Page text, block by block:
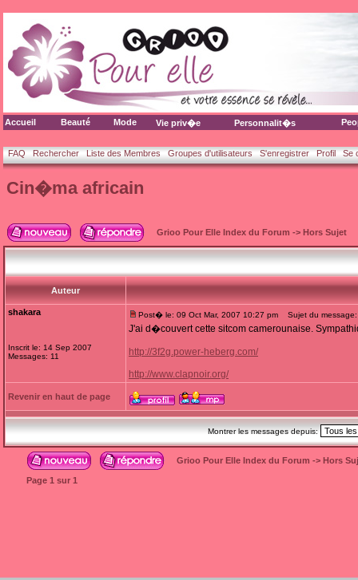
Accueil Beauté Mode Vie priv�e Personnalit�s
FAQ Rechercher Liste des Membres Groupes d'utilisateurs S'enregistrer Profil Se
Cin�ma africain
Grioo Pour Elle Index du Forum -> Hors Sujet
Auteur
shakara
Inscrit le: 14 Sep 2007
Messages: 11
Post� le: 09 Oct Mar, 2007 10:27 pm Sujet du
J'ai d�couvert cette sitcom camerounaise.
http://3f2g.power-heberg.com/
http://www.clapnoir.org/
Revenir en haut de page
Montrer les messages depuis:
Grioo Pour Elle Index du Forum -> Hors
Page 1 sur 1